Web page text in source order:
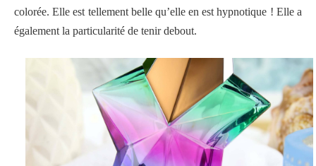
colorée. Elle est tellement belle qu’elle en est hypnotique ! Elle a
également la particularité de tenir debout.